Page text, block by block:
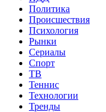
Политика
Происшествия
Психология
Рынки
Сериалы
Спорт
ТВ
Теннис
Технологии
Тренды